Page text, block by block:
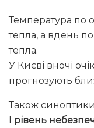
Температура по
тепла, а вдень
тепла.
У Києві вночі
прогнозують
Також синоптики
І рівень